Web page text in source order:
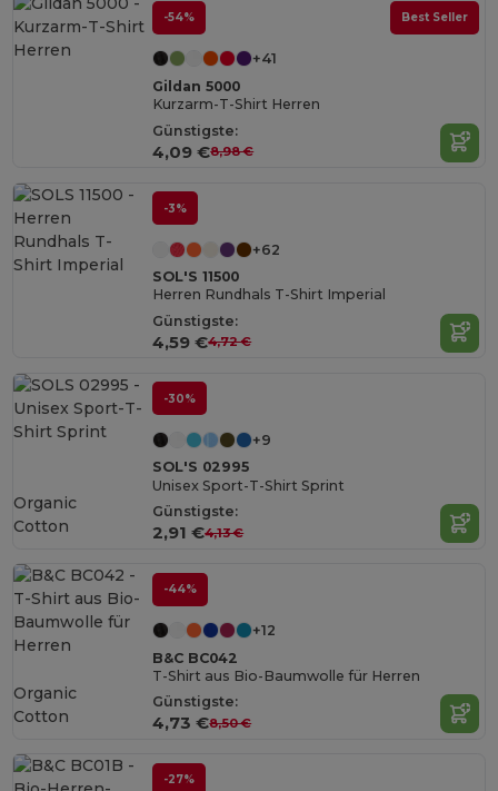
-54% Best Seller
+41
Gildan 5000
Kurzarm-T-Shirt Herren
Günstigste:
4,09 €8,98 €
-3%
+62
SOL'S 11500
Herren Rundhals T-Shirt Imperial
Günstigste:
4,59 €4,72 €
-30%
+9
SOL'S 02995
Unisex Sport-T-Shirt Sprint
Günstigste:
2,91 €4,13 €
Organic
Cotton
-44%
+12
B&C BC042
T-Shirt aus Bio-Baumwolle für Herren
Günstigste:
4,73 €8,50 €
Organic
Cotton
-27%